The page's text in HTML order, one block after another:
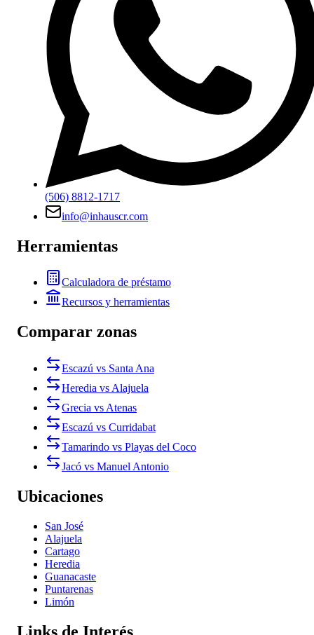
(506) 8812-1717
info@inhauscr.com
Herramientas
Calculadora de préstamo
Recursos y herramientas
Comparar zonas
Escazú vs Santa Ana
Heredia vs Alajuela
Grecia vs Atenas
Escazú vs Curridabat
Tamarindo vs Playas del Coco
Jacó vs Manuel Antonio
Ubicaciones
San José
Alajuela
Cartago
Heredia
Guanacaste
Puntarenas
Limón